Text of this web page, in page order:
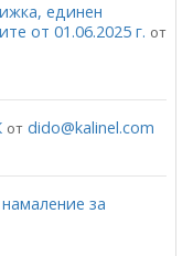
единен
от 01.06.2025 г. от
от dido@kalinel.com
за